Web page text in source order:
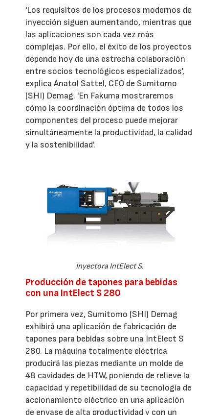
'Los requisitos de los procesos modernos de
inyección siguen aumentando, mientras que
las aplicaciones son cada vez más
complejas. Por ello, el éxito de los proyectos
depende hoy de una estrecha colaboración
entre socios tecnológicos especializados',
explica Anatol Sattel, CEO de Sumitomo
(SHI) Demag. 'En Fakuma mostraremos
cómo la coordinación óptima de todos los
componentes del proceso puede mejorar
simultáneamente la productividad, la calidad
y la sostenibilidad'.
Inyectora IntElect S.
Producción de tapones para bebidas
con una IntElect S 280
Por primera vez, Sumitomo (SHI) Demag
exhibirá una aplicación de fabricación de
tapones para bebidas sobre una IntElect S
280. La máquina totalmente eléctrica
producirá las piezas mediante un molde de
48 cavidades de HTW, poniendo de relieve la
capacidad y repetibilidad de su tecnología de
accionamiento eléctrico en una aplicación
de envase de alta productividad y con un